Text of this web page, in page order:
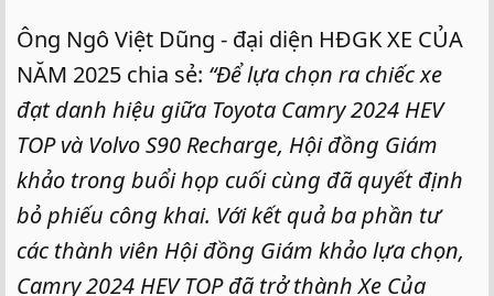
Ông Ngô Việt Dũng - đại diện HĐGK XE CỦA
NĂM 2025 chia sẻ: “Để lựa chọn ra chiếc xe
đạt danh hiệu giữa Toyota Camry 2024 HEV
TOP và Volvo S90 Recharge, Hội đồng Giám
khảo trong buổi họp cuối cùng đã quyết định
bỏ phiếu công khai. Với kết quả ba phần tư
các thành viên Hội đồng Giám khảo lựa chọn,
Camry 2024 HEV TOP đã trở thành Xe Của